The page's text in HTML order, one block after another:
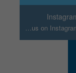
Join us on Instagram